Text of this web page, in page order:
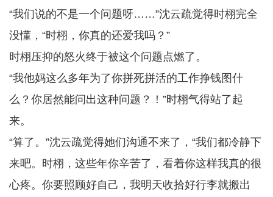
“我们说的不是一个问题呀……”沈云疏觉得时栩完全
没懂，“时栩，你真的还爱我吗？”
时栩压抑的怒火终于被这个问题点燃了。
“我他妈这么多年为了你拼死拼活的工作挣钱图什
么？你居然能问出这种问题？！”时栩气得站了起
来。
“算了。”沈云疏觉得她们沟通不来了，“我们都冷静下
来吧。时栩，这些年你辛苦了，看着你这样我真的很
心疼。你要照顾好自己，我明天收拾好行李就搬出